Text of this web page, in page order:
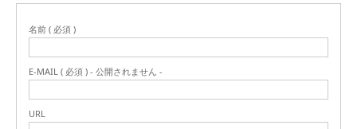
名前 ( 必須 )
E-MAIL ( 必須 ) - 公開されません -
URL